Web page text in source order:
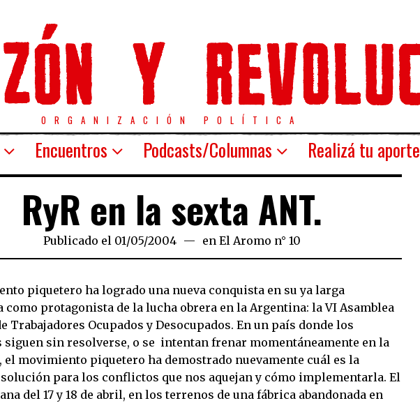
ORGANIZACIÓN POLÍTICA
Encuentros Podcasts/Columnas Realizá tu aporte
RyR en la sexta ANT.
Publicado el 01/05/200421/03/2020
en El Aromo n° 10
piquetero ha logrado una nueva conquista en su ya larga
como protagonista de la lucha obrera en la Argentina: la VI Asamblea
Trabajadores Ocupados y Desocupados. En un país donde los
siguen sin resolverse, o se intentan frenar momentáneamente en la
el movimiento piquetero ha demostrado nuevamente cuál es la
para los conflictos que nos aquejan y cómo implementarla. El
del 17 y 18 de abril, en los terrenos de una fábrica abandonada en